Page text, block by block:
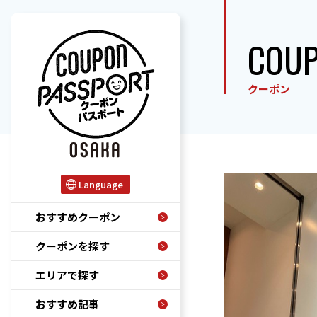
Language
おすすめクーポン
クーポンを探す
エリアで探す
おすすめ記事
クーポン